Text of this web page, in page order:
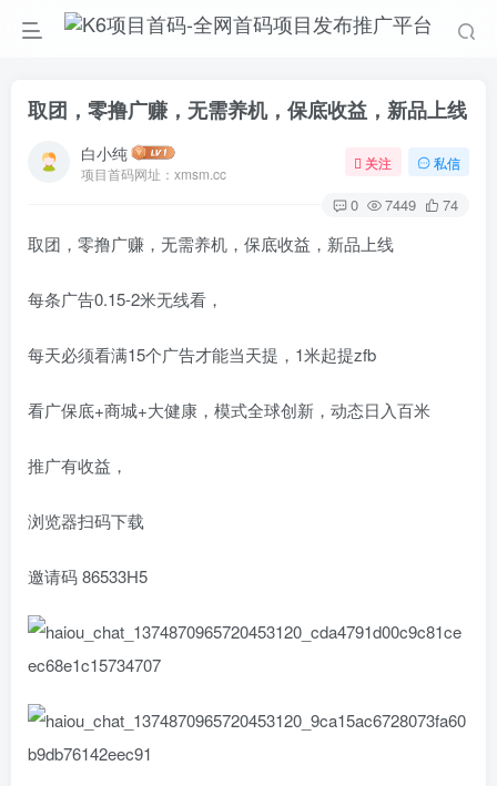
取团，零撸广赚，无需养机，保底收益，新品上线
白小纯
项目首码网址：xmsm.cc
关注 私信
0 7449 74
取团，零撸广赚，无需养机，保底收益，新品上线
每条广告0.15-2米无线看，
每天必须看满15个广告才能当天提，1米起提zfb
看广保底+商城+大健康，模式全球创新，动态日入百米
推广有收益，
浏览器扫码下载
邀请码 86533H5